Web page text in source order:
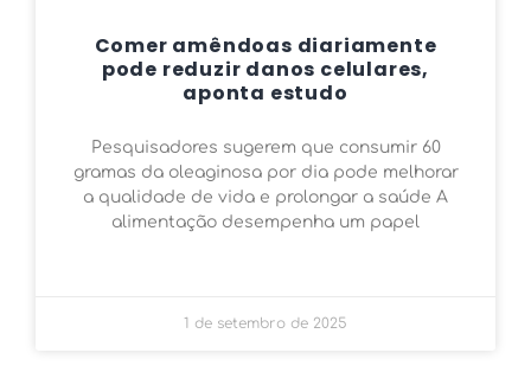
Comer amêndoas diariamente
pode reduzir danos celulares,
aponta estudo
Pesquisadores sugerem que consumir 60
gramas da oleaginosa por dia pode melhorar
a qualidade de vida e prolongar a saúde A
alimentação desempenha um papel
1 de setembro de 2025